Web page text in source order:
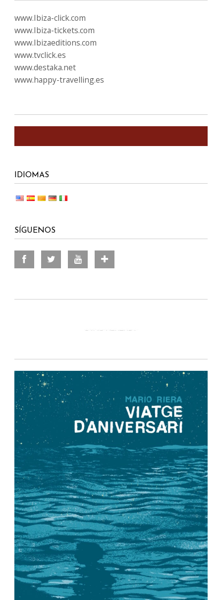
www.Ibiza-click.com
www.Ibiza-tickets.com
www.Ibizaeditions.com
www.tvclick.es
www.destaka.net
www.happy-travelling.es
IDIOMAS
SÍGUENOS